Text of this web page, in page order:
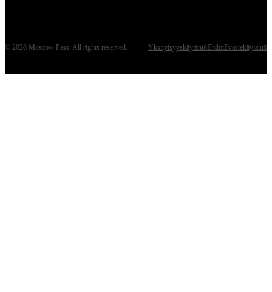
© 2026 Moscow Pass. All rights reserved. Yksityisyyskäytäntö EhdotEvästekäytäntö